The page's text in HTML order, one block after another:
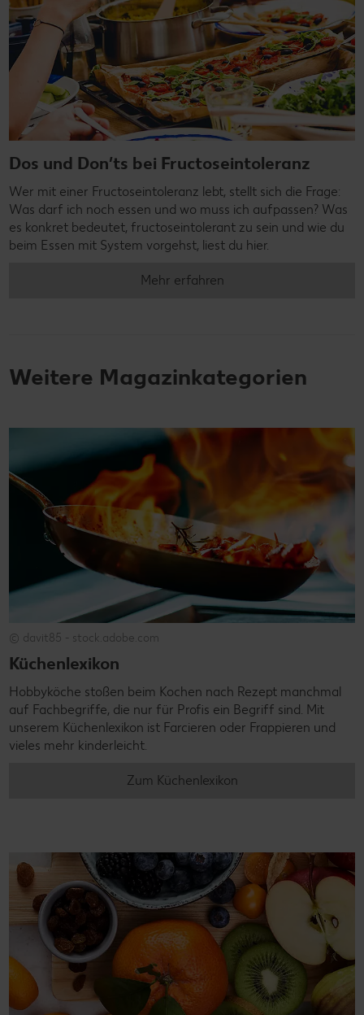
Dos und Don’ts bei Fructoseintoleranz
Wer mit einer Fructoseintoleranz lebt, stellt sich die Frage:
Was darf ich noch essen und wo muss ich aufpassen? Was
es konkret bedeutet, fructoseintolerant zu sein und wie du
beim Essen mit System vorgehst, liest du hier.
Mehr erfahren
Weitere Magazinkategorien
© davit85 - stock.adobe.com
Küchenlexikon
Hobbyköche stoßen beim Kochen nach Rezept manchmal
auf Fachbegriffe, die nur für Profis ein Begriff sind. Mit
unserem Küchenlexikon ist Farcieren oder Frappieren und
vieles mehr kinderleicht.
Zum Küchenlexikon